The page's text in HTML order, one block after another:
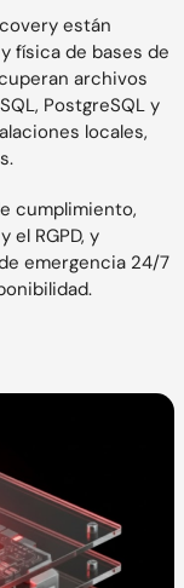
están
física de bases de
archivos
PostgreSQL y
locales,
cumplimiento,
el RGPD, y
emergencia 24/7